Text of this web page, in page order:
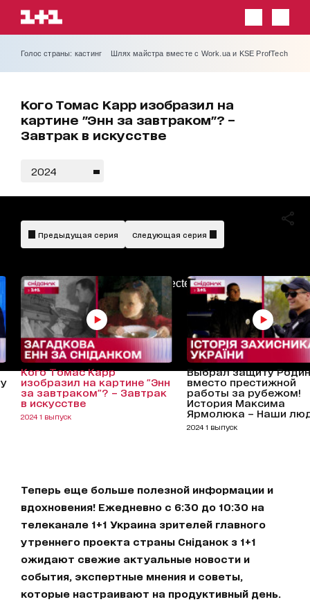
Голос страны: кастинг Шлях майстра вместе с Work.ua и KSE ProfTech
Кого Томас Карр изобразил на
картине "Энн за завтраком"? –
Завтрак в искусстве
2024
AdBlockDetected!
Предыдущая серия Следующая серия
Кого Томас Карр
изобразил на картине "Энн
за завтраком"? – Завтрак
в искусстве
2024 1 выпуск
Выбрал защиту
вместо престижной
работы за рубежом!
История Максима
Ярмолюка – Наши
2024 1 выпуск
Теперь еще больше полезной информации и
вдохновения! Ежедневно с 6:30 до 10:30 на
телеканале 1+1 Украина зрителей главного
утреннего проекта страны Сніданок з 1+1
ожидают свежие актуальные новости и
события, экспертные мнения и советы,
которые настраивают на продуктивный день.